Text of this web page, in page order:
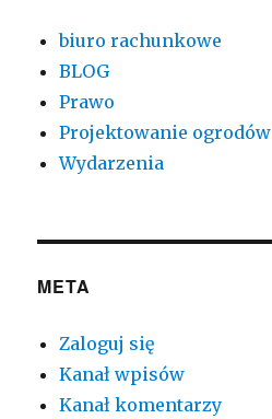
biuro rachunkowe
BLOG
Prawo
Projektowanie ogrodów
Wydarzenia
META
Zaloguj się
Kanał wpisów
Kanał komentarzy